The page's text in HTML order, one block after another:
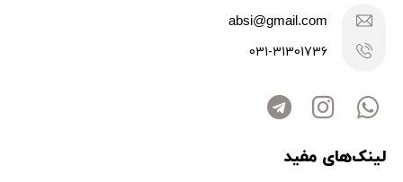
absi@gmail.com
031-31301736
لینک‌های مفید